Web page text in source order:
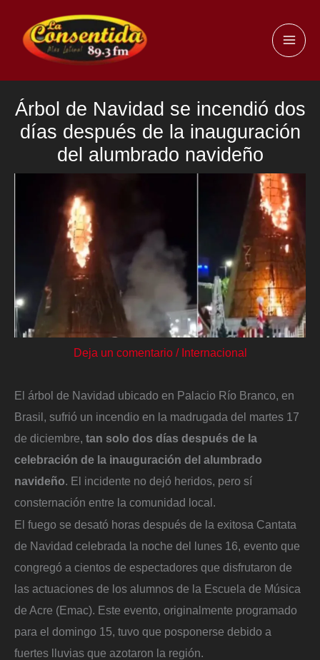
contenido
Árbol de Navidad se incendió dos
días después de la inauguración
del alumbrado navideño
Deja un comentario / Internacional
El árbol de Navidad ubicado en Palacio Río Branco, en
Brasil, sufrió un incendio en la madrugada del martes 17
de diciembre, tan solo dos días después de la
celebración de la inauguración del alumbrado
navideño. El incidente no dejó heridos, pero sí
consternación entre la comunidad local.
El fuego se desató horas después de la exitosa Cantata
de Navidad celebrada la noche del lunes 16, evento que
congregó a cientos de espectadores que disfrutaron de
las actuaciones de los alumnos de la Escuela de Música
de Acre (Emac). Este evento, originalmente programado
para el domingo 15, tuvo que posponerse debido a
fuertes lluvias que azotaron la región.